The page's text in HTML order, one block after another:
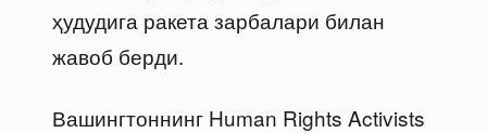
ҳудудига ракета зарбалари билан
жавоб берди.
Вашингтоннинг Human Rights Activists